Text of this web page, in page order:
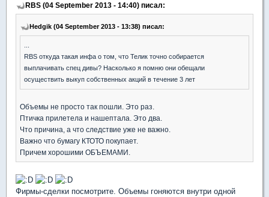
RBS (04 September 2013 - 14:40) писал:
Hedgik (04 September 2013 - 13:38) писал:
RBS откуда такая инфа о том, что Телик точно собирается
выплачивать спец дивы? Насколько я помню они обещали
осуществить выкуп собственных акций в течение 3 лет
Объемы не просто так пошли. Это раз.
Птичка прилетела и нашептала. Это два.
Что причина, а что следствие уже не важно.
Важно что бумагу КТОТО покупает.
Причем хорошими ОБЪЕМАМИ.
Фирмы-сделки посмотрите. Объемы гоняются внутри одной